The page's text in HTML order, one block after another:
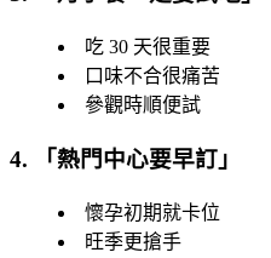
吃 30 天很重要
口味不合很痛苦
參觀時順便試
4. 「熱門中心要早訂 」
懷孕初期就卡位
旺季更搶手